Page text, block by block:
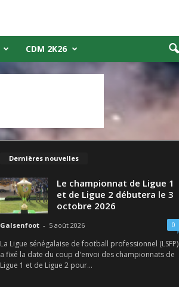
CDM 2K26
Dernières nouvelles
Le championnat de Ligue 1
et de Ligue 2 débutera le 3
octobre 2026
Galsenfoot - 5 août 2026 0
La Ligue sénégalaise de football professionnel (LSFP)
a fixé la date du coup d'envoi des championnats de
Ligue 1 et de Ligue 2 pour...